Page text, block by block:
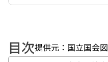
目次提供元：国立国会